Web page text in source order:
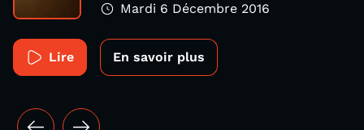
Mardi 6 Décembre 2016
Lire En savoir plus